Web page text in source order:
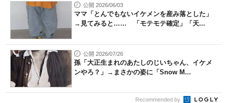
公開 2026/06/03
ママ「とんでもないイケメンを産み落とした」
→見てみると…… 「モテモテ確定」「天...
公開 2026/07/26
孫「大正生まれのあたしのじいちゃん、イケメ
ンやろ？」→まさかの姿に「Snow M...
Recommended by